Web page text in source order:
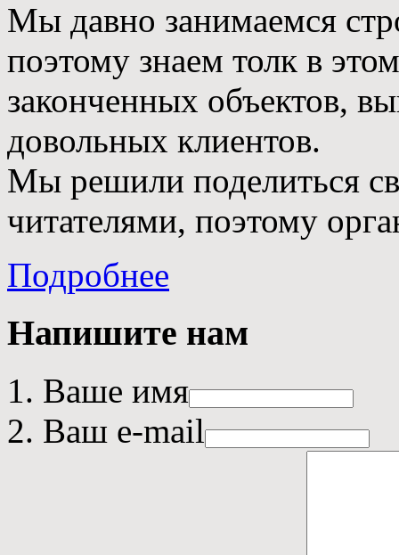
Мы давно занимаемся
поэтому знаем толк в
законченных объектов,
довольных клиентов.
Мы решили поделиться
читателями, поэтому
Подробнее
Напишите нам
Ваше имя
Ваш e-mail